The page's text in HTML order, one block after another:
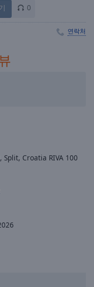
0
연락처
Croatia RIVA 100